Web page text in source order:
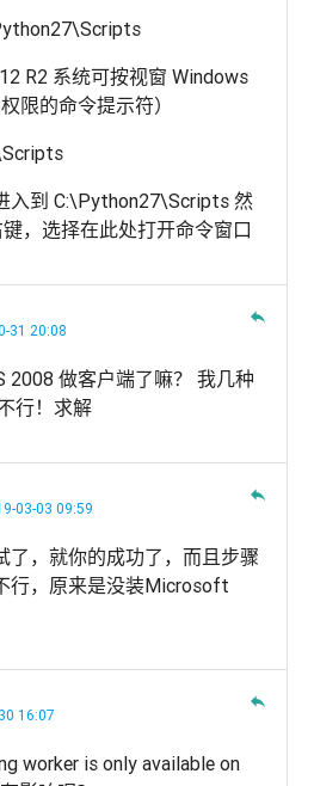
R2 系统可按视窗 Windows
限的命令提示符）
入到 C:\Python27\Scripts 然
，选择在此处打开命令窗口
31 20:08
2008 做客户端了嘛？ 我几种
行！求解
reply
03-03 09:59
了，就你的成功了，而且步骤
行，原来是没装Microsoft
reply
16:07
worker is only available on
reply